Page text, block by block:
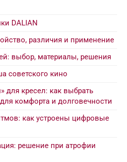
DALIAN
различия и применение
выбор, материалы, решения
советского кино
для кресел: как выбрать
комфорта и долговечности
как устроены цифровые
решение при атрофии